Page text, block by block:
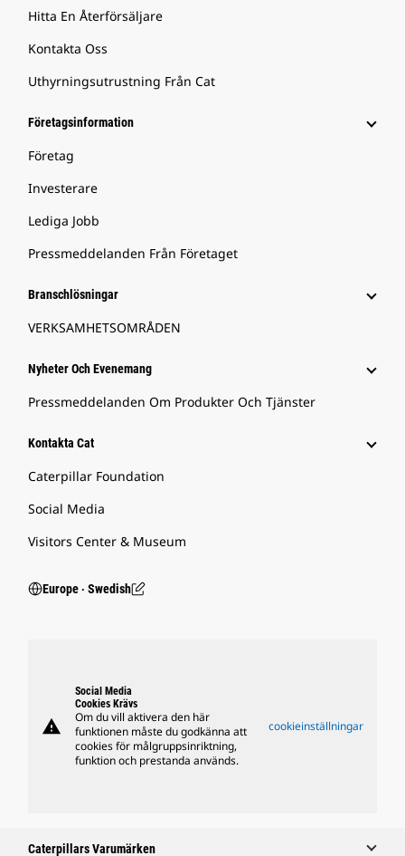
Hitta En Återförsäljare
Kontakta Oss
Uthyrningsutrustning Från Cat
Företagsinformation
Företag
Investerare
Lediga Jobb
Pressmeddelanden Från Företaget
Branschlösningar
VERKSAMHETSOMRÅDEN
Nyheter Och Evenemang
Pressmeddelanden Om Produkter Och Tjänster
Kontakta Cat
Caterpillar Foundation
Social Media
Visitors Center & Museum
Europe ‧ Swedish
warning
Social Media
Cookies Krävs
Om du vill aktivera den här
funktionen måste du godkänna att
cookies för målgruppsinriktning,
funktion och prestanda används.
cookieinställningar
Caterpillars Varumärken